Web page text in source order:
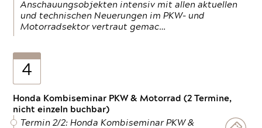
Anschauungsobjekten intensiv mit allen aktuellen
und technischen Neuerungen im PKW- und
Motorradsektor vertraut gemac…
4
Honda Kombiseminar PKW & Motorrad (2 Termine,
nicht einzeln buchbar)
Termin 2/2: Honda Kombiseminar PKW &